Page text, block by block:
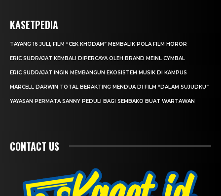
KASETPEDIA
TAYANG 16 JULI, FILM “CEK KHODAM” MEMBALIK POLA FILM HOROR
ERIC SUDRAJAT KEMBALI DIPERCAYA OLEH BRAND MEINL CYMBAL
ERIC SUDRAJAT INGIN MEMBANGUN EKOSISTEM MUSIK DI KAMPUS
MARCELL DARWIN TOTAL BERAKTING MENDUA DI FILM “DALAM SUJUDKU”
YAYASAN PERMATA SANNY PEDULI BAGI SEMBAKO BUAT WARTAWAN
CONTACT US